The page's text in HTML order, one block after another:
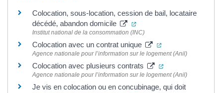
Colocation, sous-location, cession de bail, locataire
décédé, abandon domicile
(ouverture dans un nouvel
Institut national de la consommation (INC)
Colocation avec un contrat unique (ouverture dans
Agence nationale pour l’information sur le logement (Anil)
Colocation avec plusieurs contrats (ouverture dans
Agence nationale pour l’information sur le logement (Anil)
Je vis en colocation ou en concubinage, qui doit